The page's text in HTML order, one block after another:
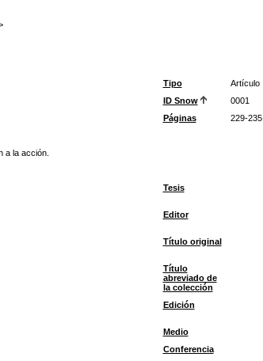
Tipo
Artículo
ID Snow
0001
Páginas
229-235
a la acción.
Tesis
Editor
Título original
Título
abreviado de
la colección
Edición
Medio
Conferencia